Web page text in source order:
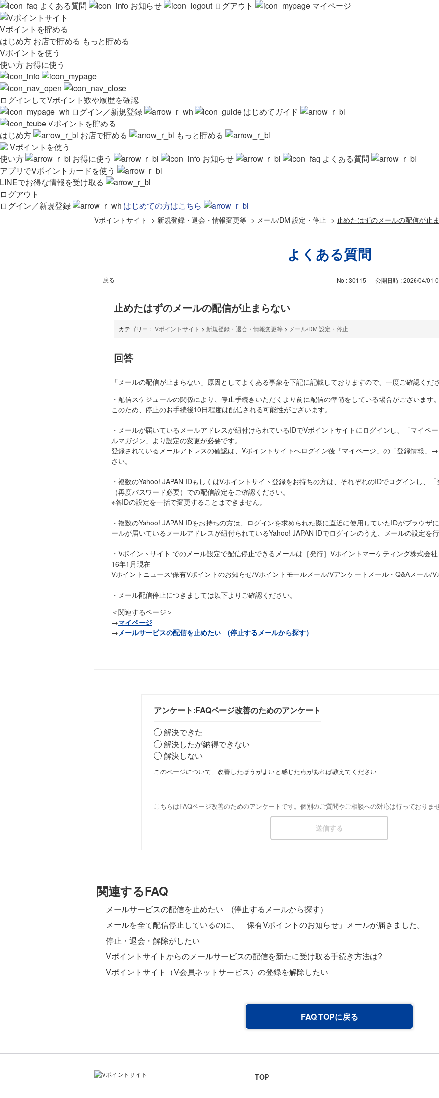
よくある質問 お知らせ ログアウト マイページ
Vポイントを貯める
はじめ方 お店で貯める もっと貯める
Vポイントを使う
使い方 お得に使う
ログインしてVポイント数や履歴を確認
ログイン／新規登録
はじめてガイド
Vポイントを貯める
はじめ方
お店で貯める
もっと貯める
Vポイントを使う
使い方
お得に使う お知らせ
よくある質問
アプリでVポイントカードを使う
LINEでお得な情報を受け取る
ログアウト
ログイン／新規登録
はじめての方はこちら
Vポイントサイト > 新規登録・退会・情報変更等 > メール/DM 設定・停止 > 止めたはずのメールの配信が止
よくある質問
戻る No : 30115 公開日時 : 2026/04/01
止めたはずのメールの配信が止まらない
カテゴリー : Vポイントサイト > 新規登録・退会・情報変更等 > メール/DM 設定・停止
回答
「メールの配信が止まらない」原因としてよくある事象を下記に記載しておりますので、一度ご確認くだ
・配信スケジュールの関係により、停止手続きいただくより前に配信の準備をしている場合がございます
このため、停止のお手続後10日程度は配信される可能性がございます。
・メールが届いているメールアドレスが紐付けられているIDでVポイントサイトにログインし、「マイペ
ルマガジン」より設定の変更が必要です。
登録されているメールアドレスの確認は、Vポイントサイトへログイン後「マイページ」の「登録情報
さい。
・複数のYahoo! JAPAN IDもしくはVポイントサイト登録をお持ちの方は、それぞれのIDでログインし、
（再度パスワード必要）での配信設定をご確認ください。
※各IDの設定を一括で変更することはできません。
・複数のYahoo! JAPAN IDをお持ちの方は、ログインを求められた際に直近に使用していたIDがブラウザ
ールが届いているメールアドレスが紐付られているYahoo! JAPAN IDでログインのうえ、メールの設定を
・Vポイントサイト でのメール設定で配信停止できるメールは［発行］Vポイントマーケティング株式会
16年1月現在
Vポイントニュース/保有Vポイントのお知らせ/Vポイントモールメール/Vアンケートメール・Q&Aメール/
・メール配信停止につきましては以下よりご確認ください。
＜関連するページ＞
→マイページ
→メールサービスの配信を止めたい (停止するメールから探す）
アンケート:FAQページ改善のためのアンケート
解決できた
解決したが納得できない
解決しない
このページについて、改善したほうがよいと感じた点があれば教えてください
こちらはFAQページ改善のためのアンケートです。個別のご質問やご相談への対応は行っておりま
関連するFAQ
メールサービスの配信を止めたい (停止するメールから探す）
メールを全て配信停止しているのに、「保有Vポイントのお知らせ」メールが届きました。
停止・退会・解除がしたい
Vポイントサイトからのメールサービスの配信を新たに受け取る手続き方法は?
Vポイントサイト（V会員ネットサービス）の登録を解除したい
FAQ TOPに戻る
TOP